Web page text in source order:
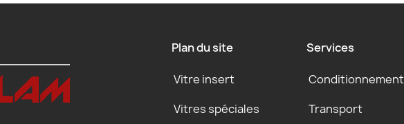
Plan du site
Vitre insert
Vitres spéciales
Services
Conditionnement
Transport